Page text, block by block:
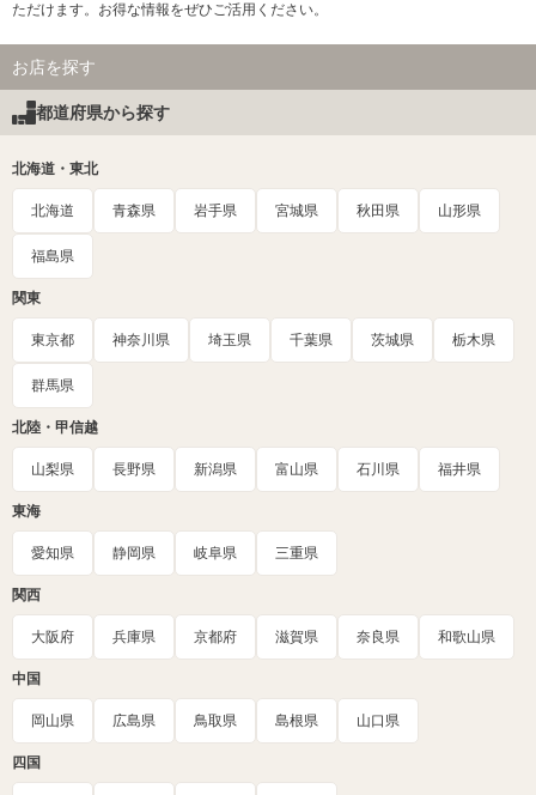
ただけます。お得な情報をぜひご活用ください。
お店を探す
都道府県から探す
北海道・東北
北海道 青森県 岩手県 宮城県 秋田県 山形県
福島県
関東
東京都 神奈川県 埼玉県 千葉県 茨城県 栃木県
群馬県
北陸・甲信越
山梨県 長野県 新潟県 富山県 石川県 福井県
東海
愛知県 静岡県 岐阜県 三重県
関西
大阪府 兵庫県 京都府 滋賀県 奈良県 和歌山県
中国
岡山県 広島県 鳥取県 島根県 山口県
四国